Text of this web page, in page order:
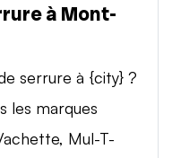
à Mont-
serrure à {city} ?
les marques
Mul-T-